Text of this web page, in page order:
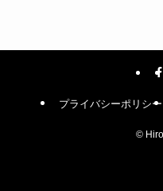
プライバシーポリシー
©